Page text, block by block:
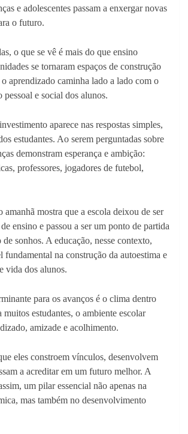
e adolescentes passam a enxergar novas
o futuro.
o que se vê é mais do que ensino
se tornaram espaços de construção
aprendizado caminha lado a lado com o
pessoal e social dos alunos.
aparece nas respostas simples,
estudantes. Ao serem perguntadas sobre
demonstram esperança e ambição:
professores, jogadores de futebol,
amanhã mostra que a escola deixou de ser
ensino e passou a ser um ponto de partida
de sonhos. A educação, nesse contexto,
fundamental na construção da autoestima e
vida dos alunos.
para os avanços é o clima dentro
muitos estudantes, o ambiente escolar
amizade e acolhimento.
eles constroem vínculos, desenvolvem
a acreditar em um futuro melhor. A
um pilar essencial não apenas na
mas também no desenvolvimento